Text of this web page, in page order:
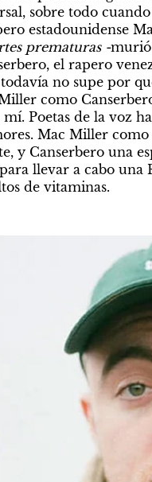
sobre todo
estadounidense
prematuras -murió
el rapero
no supe por
como
Poetas de la voz
Mac Miller
y Canserbero una
llevar a cabo una
de vitaminas.